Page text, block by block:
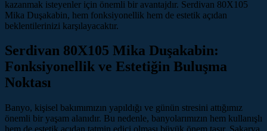
kazanmak isteyenler için önemli bir avantajdır. Serdivan 80X105
Mika Duşakabin, hem fonksiyonellik hem de estetik açıdan
beklentilerinizi karşılayacaktır.
Serdivan 80X105 Mika Duşakabin:
Fonksiyonellik ve Estetiğin Buluşma
Noktası
Banyo, kişisel bakımımızın yapıldığı ve günün stresini attığımız
önemli bir yaşam alanıdır. Bu nedenle, banyolarımızın hem kullanışlı